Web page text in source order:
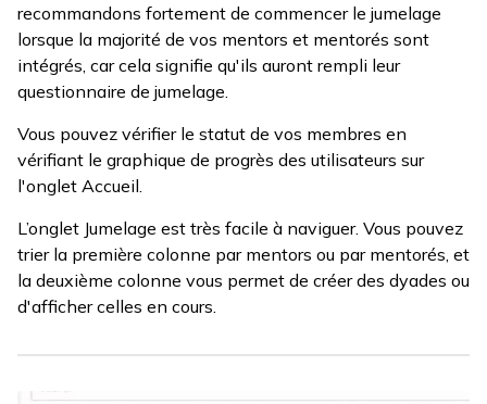
recommandons fortement de commencer le jumelage
lorsque la majorité de vos mentors et mentorés sont
intégrés, car cela signifie qu'ils auront rempli leur
questionnaire de jumelage.
Vous pouvez vérifier le statut de vos membres en
vérifiant le graphique de progrès des utilisateurs sur
l'onglet Accueil.
L’onglet Jumelage est très facile à naviguer. Vous pouvez
trier la première colonne par mentors ou par mentorés, et
la deuxième colonne vous permet de créer des dyades ou
d'afficher celles en cours.